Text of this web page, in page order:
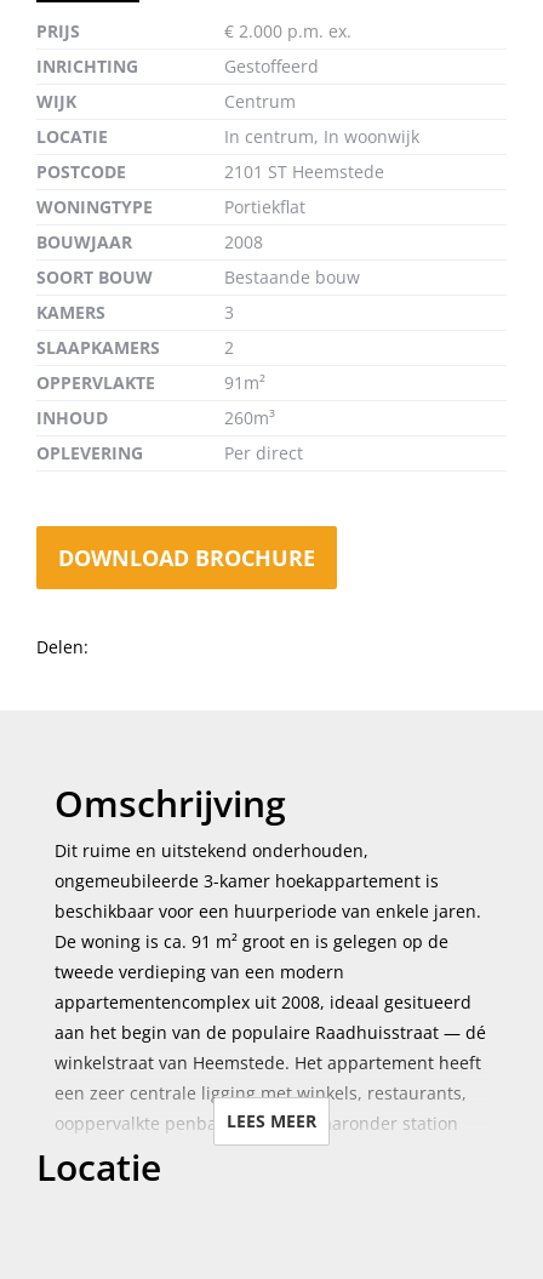
PRIJS
€ 2.000 p.m. ex.
INRICHTING
Gestoffeerd
WIJK
Centrum
LOCATIE
In centrum, In woonwijk
POSTCODE
2101 ST Heemstede
WONINGTYPE
Portiekflat
BOUWJAAR
2008
SOORT BOUW
Bestaande bouw
KAMERS
3
SLAAPKAMERS
2
OPPERVLAKTE
91m²
INHOUD
260m³
OPLEVERING
Per direct
DOWNLOAD BROCHURE
Delen:
Omschrijving
Dit ruime en uitstekend onderhouden,
ongemeubileerde 3-kamer hoekappartement is
beschikbaar voor een huurperiode van enkele jaren.
De woning is ca. 91 m² groot en is gelegen op de
tweede verdieping van een modern
appartementencomplex uit 2008, ideaal gesitueerd
aan het begin van de populaire Raadhuisstraat — dé
winkelstraat van Heemstede. Het appartement heeft
een zeer centrale ligging met winkels, restaurants,
ooppervalkte penbaar vervoer, waaronder station
Heemstede-Aerdenhout, en de prachtige
wandelbossen van Groenendaal op korte afstand.
LEES MEER
Locatie